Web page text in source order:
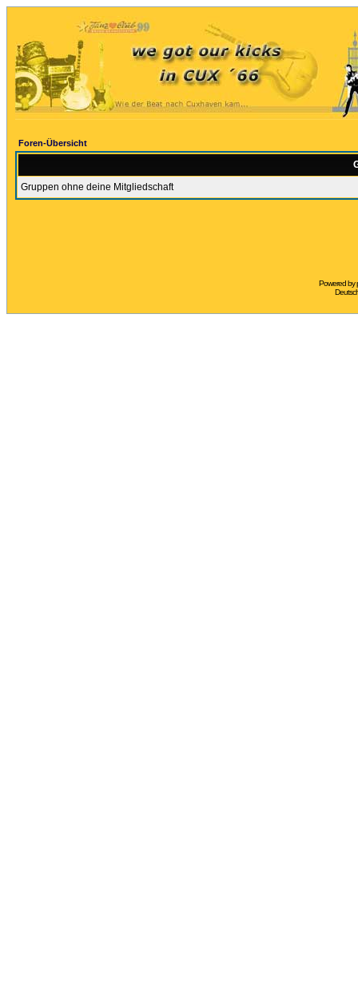
Foren-Übersicht
Gruppen ohne deine Mitgliedschaft
Powered by